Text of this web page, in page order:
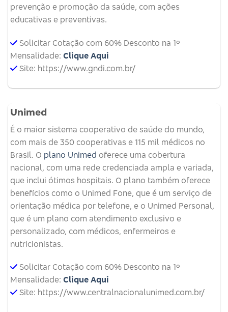
prevenção e promoção da saúde, com ações
educativas e preventivas.
Solicitar Cotação com 60% Desconto na 1º
Mensalidade: Clique Aqui
Site: https://www.gndi.com.br/
Unimed
É o maior sistema cooperativo de saúde do mundo,
com mais de 350 cooperativas e 115 mil médicos no
Brasil. O plano Unimed oferece uma cobertura
nacional, com uma rede credenciada ampla e variada,
que inclui ótimos hospitais. O plano também oferece
benefícios como o Unimed Fone, que é um serviço de
orientação médica por telefone, e o Unimed Personal,
que é um plano com atendimento exclusivo e
personalizado, com médicos, enfermeiros e
nutricionistas.
Solicitar Cotação com 60% Desconto na 1º
Mensalidade: Clique Aqui
Site: https://www.centralnacionalunimed.com.br/